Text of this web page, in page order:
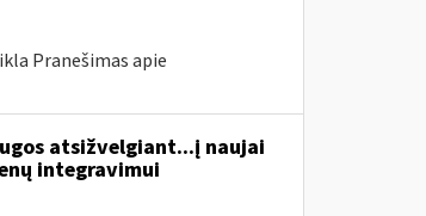
Pranešimas apie
atsižvelgiant...į naujai
integravimui